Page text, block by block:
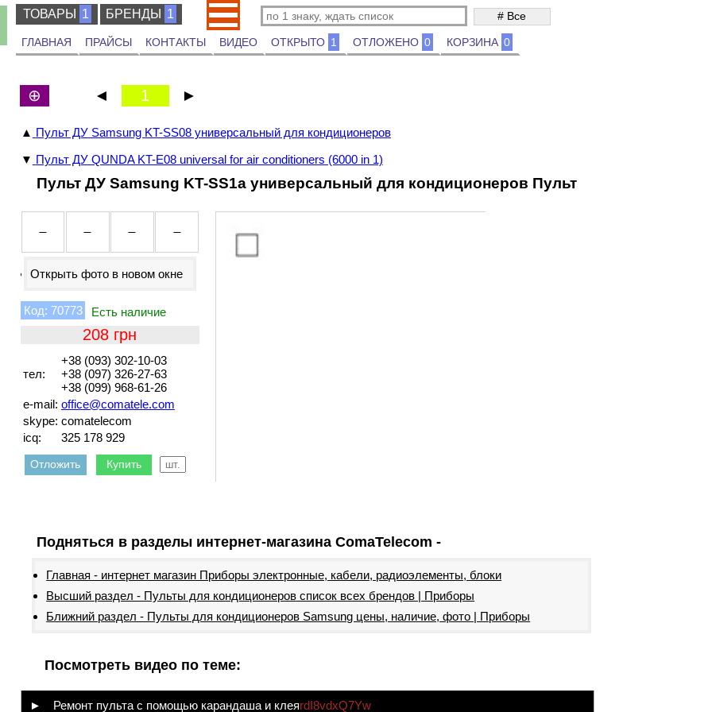
▲ Пульт ДУ Samsung KT-SS08 универсальный для кондиционеров
▼ Пульт ДУ QUNDA KT-E08 universal for air conditioners (6000 in 1)
Пульт ДУ Samsung KT-SS1a универсальный для кондиционеров Пульт
Открыть фото в новом окне
70773
208
тел:
+38 (093) 302-10-03
+38 (097) 326-27-63
+38 (099) 968-61-26
e-mail: office@comatele.com
skype: comatelecom
icq:
325 178 929
Отложить Купить
Подняться в разделы интернет-магазина ComaTelecom -
Главная - интернет магазин Приборы электронные, кабели, радиоэлементы, блоки
Высший раздел - Пульты для кондиционеров список всех брендов | Приборы
Ближний раздел - Пульты для кондиционеров Samsung цены, наличие, фото | Приборы
Посмотреть видео по теме:
► Ремонт пульта с помощью карандаша и клеяrdI8vdxQ7Yw
ТОВАРЫ БРЕНДЫ
◄ 1 ►
⊕
ГЛАВНАЯ ПРАЙСЫ КОНТАКТЫ ВИДЕО ОТКРЫТО 1 ОТЛОЖЕНО 0 КОРЗИНА 0
ТОВАРЫ 1 БРЕНДЫ 1